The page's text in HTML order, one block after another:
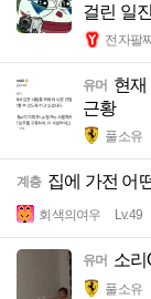
걸린 일
전자팔찌
유머 현재
근황
풀소유
계층 집에 가전 어
회색의여우 Lv.49
유머 소리
풀소유